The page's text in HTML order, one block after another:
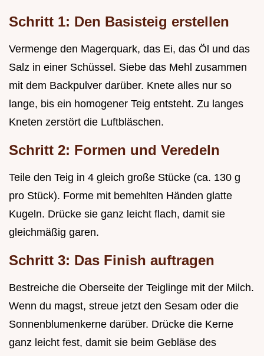
Schritt 1: Den Basisteig erstellen
Vermenge den Magerquark, das Ei, das Öl und das
Salz in einer Schüssel. Siebe das Mehl zusammen
mit dem Backpulver darüber. Knete alles nur so
lange, bis ein homogener Teig entsteht. Zu langes
Kneten zerstört die Luftbläschen.
Schritt 2: Formen und Veredeln
Teile den Teig in 4 gleich große Stücke (ca. 130 g
pro Stück). Forme mit bemehlten Händen glatte
Kugeln. Drücke sie ganz leicht flach, damit sie
gleichmäßig garen.
Schritt 3: Das Finish auftragen
Bestreiche die Oberseite der Teiglinge mit der Milch.
Wenn du magst, streue jetzt den Sesam oder die
Sonnenblumenkerne darüber. Drücke die Kerne
ganz leicht fest, damit sie beim Gebläse des